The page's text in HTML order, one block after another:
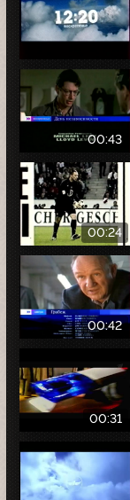
00:43
00:24
00:42
00:31